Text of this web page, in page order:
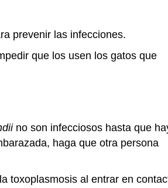
prevenir las infecciones.
que los usen los gatos que
no son infecciosos hasta que
haga que otra persona
toxoplasmosis al entrar en